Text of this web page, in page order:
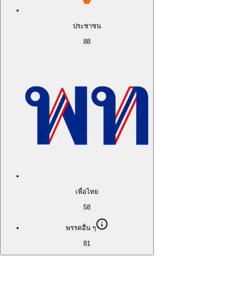
ประชาชน
88
เพื่อไทย
58
พรรคอื่น ๆ
81